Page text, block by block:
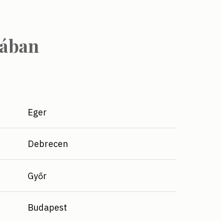
Eger
Debrecen
Győr
Budapest